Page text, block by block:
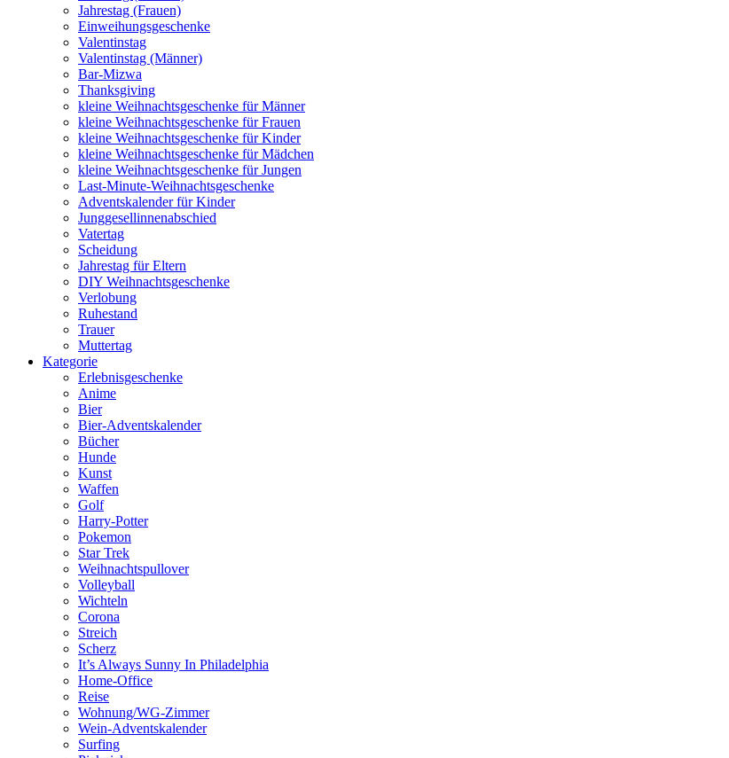
Jahrestag (Frauen)
Einweihungsgeschenke
Valentinstag
Valentinstag (Männer)
Bar-Mizwa
Thanksgiving
kleine Weihnachtsgeschenke für Männer
kleine Weihnachtsgeschenke für Frauen
kleine Weihnachtsgeschenke für Kinder
kleine Weihnachtsgeschenke für Mädchen
kleine Weihnachtsgeschenke für Jungen
Last-Minute-Weihnachtsgeschenke
Adventskalender für Kinder
Junggesellinnenabschied
Vatertag
Scheidung
Jahrestag für Eltern
DIY Weihnachtsgeschenke
Verlobung
Ruhestand
Trauer
Muttertag
Kategorie
Erlebnisgeschenke
Anime
Bier
Bier-Adventskalender
Bücher
Hunde
Kunst
Waffen
Golf
Harry-Potter
Pokemon
Star Trek
Weihnachtspullover
Volleyball
Wichteln
Corona
Streich
Scherz
It’s Always Sunny In Philadelphia
Home-Office
Reise
Wohnung/WG-Zimmer
Wein-Adventskalender
Surfing